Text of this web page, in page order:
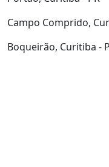
Campo Comprido,
Boqueirão, Curitiba -